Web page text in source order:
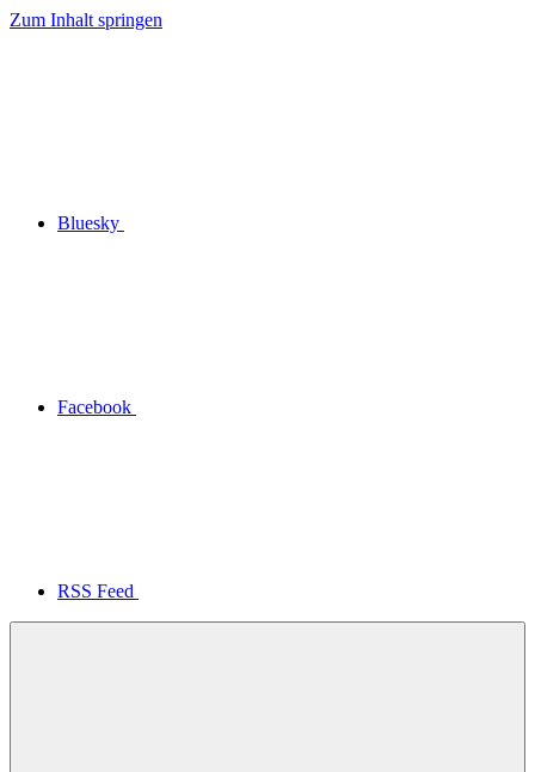
Zum Inhalt springen
Bluesky
Facebook
RSS Feed